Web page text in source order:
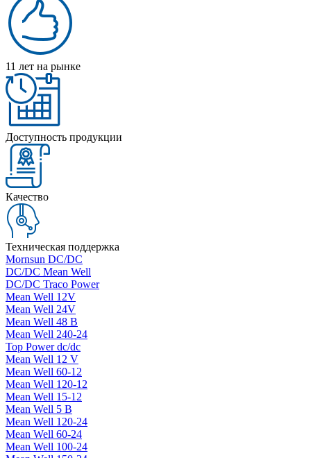
11 лет на рынке
Доступность продукции
Качество
Техническая поддержка
Mornsun DC/DC
DC/DC Mean Well
DC/DC Traco Power
Mean Well 12V
Mean Well 24V
Mean Well 48 В
Mean Well 240-24
Top Power dc/dc
Mean Well 12 V
Mean Well 60-12
Mean Well 120-12
Mean Well 15-12
Mean Well 5 В
Mean Well 120-24
Mean Well 60-24
Mean Well 100-24